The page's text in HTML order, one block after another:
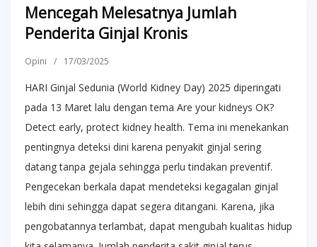
Mencegah Melesatnya Jumlah
Penderita Ginjal Kronis
Opini / 17/03/2025
HARI Ginjal Sedunia (World Kidney Day) 2025 diperingati
pada 13 Maret lalu dengan tema Are your kidneys OK?
Detect early, protect kidney health. Tema ini menekankan
pentingnya deteksi dini karena penyakit ginjal sering
datang tanpa gejala sehingga perlu tindakan preventif.
Pengecekan berkala dapat mendeteksi kegagalan ginjal
lebih dini sehingga dapat segera ditangani. Karena, jika
pengobatannya terlambat, dapat mengubah kualitas hidup